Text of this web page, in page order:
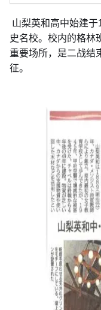
山梨英和高中始建
史名校。校内的格林
重要场所，是二战结
征。